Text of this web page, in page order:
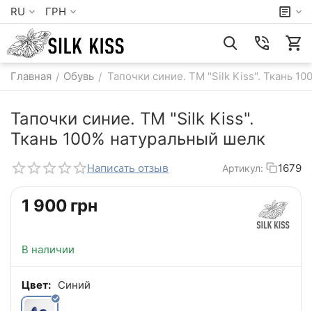
RU ГРН
Главная / Обувь / Тапочки синие. TM "Silk Kiss". Ткань
Тапочки синие. TM "Silk Kiss".
Ткань 100% натуральный шелк
Написать отзыв Артикул: 1679
‍1 900‍ грн
В наличии
Цвет: Синий